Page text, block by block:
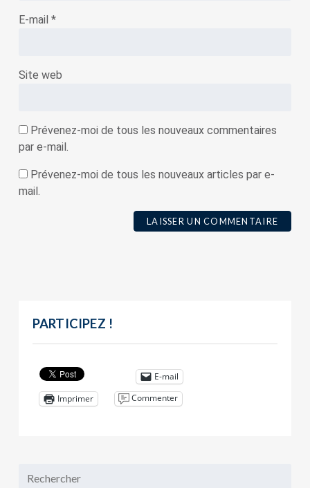
E-mail *
Site web
Prévenez-moi de tous les nouveaux commentaires
par e-mail.
Prévenez-moi de tous les nouveaux articles par e-
mail.
PARTICIPEZ !
E-mail
Imprimer
Commenter